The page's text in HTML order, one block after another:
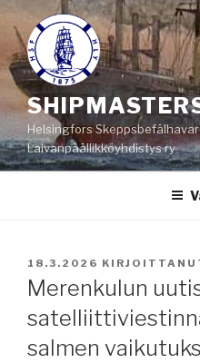
Siirry
sisältöön
Helsingfors
Laivanpäällikköyhdistys ry
JULKAISTU
18.3.2026
Merenkulun
salmen